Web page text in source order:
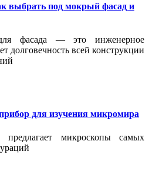
выбрать под мокрый фасад и
фасада — это инженерное
долговечность всей конструкции
для изучения микромира
микроскопы самых